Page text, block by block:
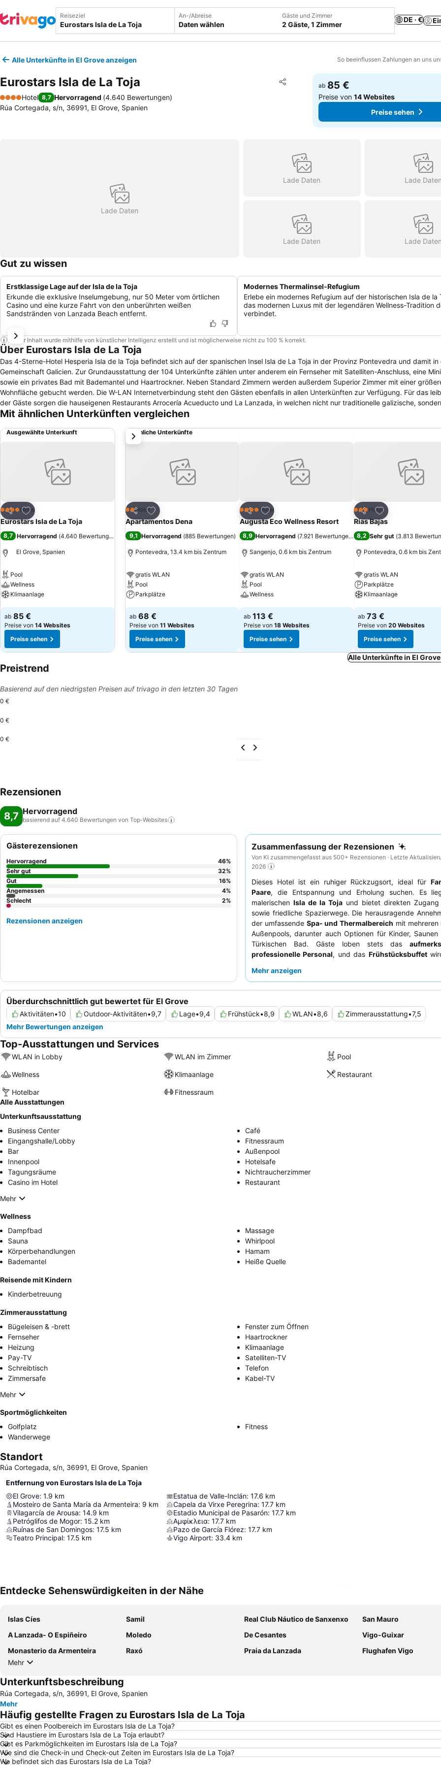
Reiseziel An-/Abreise
Daten wählen
Gäste und Zimmer
2 Gäste, 1 Zimmer
DE · €
Alle Unterkünfte in El Grove anzeigen So beeinflussen Zahlungen an uns
Eurostars Isla de La Toja Teilen
Zu Favoriten hinzufügen
4 Sterne
Hotel 8,7 Hervorragend (4.640 Bewertungen)
Rúa Cortegada, s/n, 36991, El Grove, Spanien
ab 85 €
Preise von14 Websites
Preise sehen
Lade Daten
Lade Daten Lade Daten
Lade Daten Lade Daten
Gut zu wissen
Erstklassige Lage auf der Isla de la Toja
Erkunde die exklusive Inselumgebung, nur 50 Meter vom örtlichen
Casino und eine kurze Fahrt von den unberührten weißen
Sandstränden von Lanzada Beach entfernt.
Modernes Thermalinsel-Refugium
Erlebe ein modernes Refugium auf der historischen Isla de la
das modernen Luxus mit der legendären Wellness-Tradition
verbindet.
Dieser Inhalt wurde mithilfe von künstlicher Intelligenz erstellt und ist möglicherweise nicht zu 100 % korrekt.
Über Eurostars Isla de La Toja
Das 4-Sterne-Hotel Hesperia Isla de la Toja befindet sich auf der spanischen Insel Isla de La Toja in der Provinz Pontevedra und damit in
Gemeinschaft Galicien. Zur Grundausstattung der 104 Unterkünfte zählen unter anderem ein Fernseher mit Satelliten-Anschluss, eine Minibar, ein Safe
sowie ein privates Bad mit Bademantel und Haartrockner. Neben Standard Zimmern werden außerdem Superior Zimmer mit einer
Wohnfläche gebucht werden. Die W-LAN Internetverbindung steht den Gästen ebenfalls in allen Unterkünften zur Verfügung. Für das leibliche Wohl
der Gäste sorgen die hauseigenen Restaurants Arrocería Acueducto und La Lanzada, in welchen nicht nur traditionelle galizische,
internationale Küche serviert wird. Einfach mal die Seele baumeln lassen kann man im Spa-Bereich des Hotels. Hier findet man
hinaus einen Veranstaltungsraum mit einer Gesamtkapazität für bis zu 700 Personen. Ein Zimmerservice, überdachte kostenpflichtige
ein Babysitting-Service ergänzen die Dienstleistungen.
Mit ähnlichen Unterkünften vergleichen
Ausgewählte Unterkunft
Teilen
Zu Favoriten hinzufügen
4 SterneHotel
Eurostars Isla de La Toja
8,7 Hervorragend (4.640 Bewertungen
El Grove, Spanien
Pool
Wellness
Klimaanlage
Preise sehen
ab 85 €
Preise von 14 Websites
Preise sehen
Ähnliche Unterkünfte
Teilen
Zu Favoriten hinzufügen
2 Sterne
Hotel
Apartamentos Dena
9,1 Hervorragend (885 Bewertungen)
Pontevedra, 13.4 km bis Zentrum
gratis WLAN
Pool
Parkplätze
Preise sehen
ab 68 €
Preise von 11 Websites
Preise sehen
Teilen
Zu Favoriten hinzufügen
4 SterneHotel
Augusta Eco Wellness Resort
8,9 Hervorragend (7.921 Bewertungen)
Sangenjo, 0.6 km bis Zentrum
gratis WLAN
Pool
Wellness
Preise sehen
ab 113 €
Preise von 18 Websites
Preise sehen
Teilen
Zu Favoriten
3 SterneHotel
Rias Bajas
8,2 Sehr gut (3.813
Pontevedra, 0.6 km bis
gratis WLAN
Parkplätze
Klimaanlage
Preise sehen
ab 73 €
Preise von 20 Websites
Preise sehen
weiter
Alle Unterkünfte in El
Preistrend
Basierend auf den niedrigsten Preisen auf trivago in den letzten 30 Tagen
0 €
0 €
0 €
Rezensionen
8,7 Hervorragend
basierend auf 4.640 Bewertungen von Top-Websites
Zusammenfassung der Rezensionen
Von KI zusammengefasst aus 500+ Rezensionen · Letzte
2026
Dieses Hotel ist ein ruhiger Rückzugsort, ideal für
Paare, die Entspannung und Erholung suchen. Es
malerischen Isla de la Toja und bietet direkten
sowie friedliche Spazierwege. Die herausragende
der umfassende Spa- und Thermalbereich mit mehreren
Außenpools, darunter auch Optionen für Kinder, Saunen
Türkischen Bad. Gäste loben stets das
professionelle Personal, und das Frühstücksbuffet
Erlebnis empfiehlt es sich, ein Zimmer mit Gartenblick zu
Mehr anzeigen
Überdurchschnittlich gut bewertet für El Grove
Aktivitäten•10 Outdoor-Aktivitäten•9,7 Lage•9,4 Frühstück•8,9 WLAN•8,6 Zimmerausstattung•7,5
Mehr Bewertungen anzeigen
Gästerezensionen
Hervorragend 46%
Sehr gut
32%
Gut
16%
Angemessen
4%
Schlecht
2%
Rezensionen anzeigen
Top-Ausstattungen und Services
WLAN in Lobby WLAN im Zimmer Pool
Wellness Klimaanlage Restaurant
Hotelbar
Fitnessraum
Alle Ausstattungen
Unterkunftsausstattung
Business Center
Café
Eingangshalle/Lobby
Fitnessraum
Bar
Außenpool
Innenpool
Hotelsafe
Tagungsräume
Nichtraucherzimmer
Casino im Hotel
Restaurant
Mehr
Wellness
Dampfbad
Massage
Sauna
Whirlpool
Körperbehandlungen
Hamam
Bademantel
Heiße Quelle
Reisende mit Kindern
Kinderbetreuung
Zimmerausstattung
Bügeleisen & -brett
Fenster zum Öffnen
Fernseher
Haartrockner
Heizung
Klimaanlage
Pay-TV
Satelliten-TV
Schreibtisch
Telefon
Zimmersafe
Kabel-TV
Mehr
Sportmöglichkeiten
Golfplatz
Fitness
Wanderwege
Standort
Rúa Cortegada, s/n, 36991, El Grove, Spanien
Entfernung von Eurostars Isla de La Toja
El Grove: 1.9 km
Mosteiro de Santa María da Armenteira: 9 km
Vilagarcía de Arousa: 14.9 km
Petróglifos de Mogor: 15.2 km
Ruínas de San Domingos: 17.5 km
Teatro Principal: 17.5 km
Estatua de Valle-Inclán: 17.6 km
Capela da Virxe Peregrina: 17.7 km
Estadio Municipal de Pasarón: 17.7 km
Αμφίκλεια: 17.7 km
Pazo de García Flórez: 17.7 km
Vigo Airport: 33.4 km
Entdecke Sehenswürdigkeiten in der Nähe
Islas Cíes Samil Real Club Náutico de Sanxenxo
San Mauro
A Lanzada- O Espiñeiro
Moledo De Cesantes
Vigo-Guixar
Monasterio da Armenteira
Raxó Praia da Lanzada
Flughafen Vigo
Mehr
Unterkunftsbeschreibung
Rúa Cortegada, s/n, 36991, El Grove, Spanien
Mehr
Häufig gestellte Fragen zu Eurostars Isla de La Toja
Gibt es einen Poolbereich im Eurostars Isla de La Toja?
Sind Haustiere im Eurostars Isla de La Toja erlaubt?
Gibt es Parkmöglichkeiten im Eurostars Isla de La Toja?
Wie sind die Check-in und Check-out Zeiten im Eurostars Isla de La Toja?
Wo befindet sich das Eurostars Isla de La Toja?